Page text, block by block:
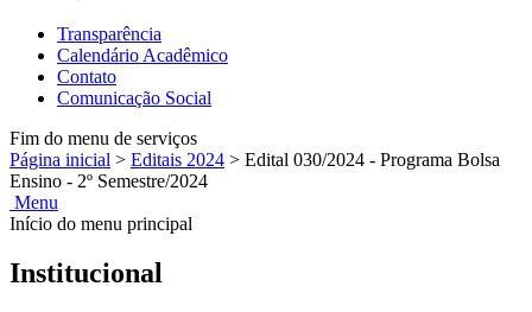
Transparência
Calendário Acadêmico
Contato
Comunicação Social
Fim do menu de serviços
Página inicial > Editais 2024 > Edital 030/2024 - Programa Bolsa
Ensino - 2º Semestre/2024
Menu
Início do menu principal
Institucional